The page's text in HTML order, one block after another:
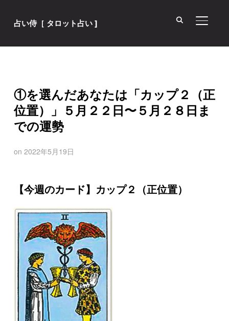
占い侍［ タロット占い ] サイド
①を選んだあなたは「カップ２（正
位置）」５月２２日〜５月２８日ま
での運勢
on 2022年5月19日
【今週のカード】カップ２（正位置）